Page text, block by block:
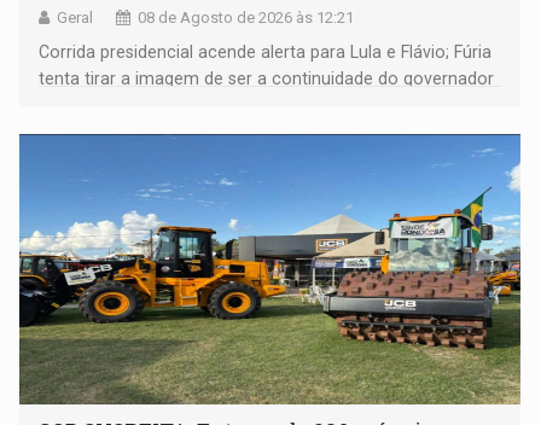
Geral 08 de Agosto de 2026 às 12:21
Corrida presidencial acende alerta para Lula e Flávio; Fúria
tenta tirar a imagem de ser a continuidade do governador
não ter entrado no modo eleição; ABAV faz evento em